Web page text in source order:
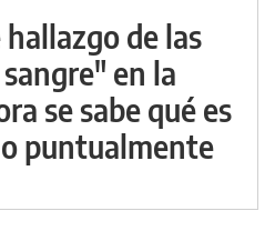
de las
en la
se sabe qué es
puntualmente